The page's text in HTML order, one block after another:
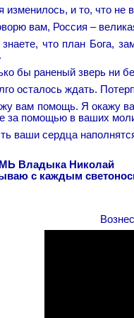
изменилось, и то, что не
вам, Россия –
что план Бога,
бы раненый зверь ни
осталось ждать.
вам помощь. Я окажу
за помощью в ваших
ваши сердца
Владыка Николай
с каждым